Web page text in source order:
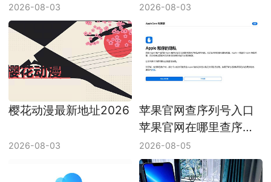
2026-08-03 2026-08-03
樱花动漫最新地址2026
2026-08-03
苹果官网查序列号入口
苹果官网在哪里查序列
号
2026-08-05